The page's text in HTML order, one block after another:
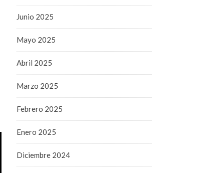
Junio 2025
Mayo 2025
Abril 2025
Marzo 2025
Febrero 2025
Enero 2025
Diciembre 2024